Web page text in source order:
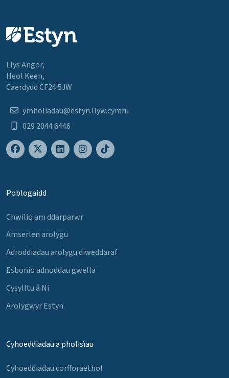
Llys Angor,
Heol Keen,
Caerdydd CF24 5JW
ymholiadau@estyn.llyw.cymru
029 2044 6446
Poblogaidd
Chwilio am ddarparwr
Amserlen arolygu
Adroddiadau arolygu diweddaraf
Esbonio adnoddau gwella
Cysylltu â Ni
Arolygwyr Estyn
Cyhoeddiadau a pholisïau
Cyhoeddiadau corfforaethol